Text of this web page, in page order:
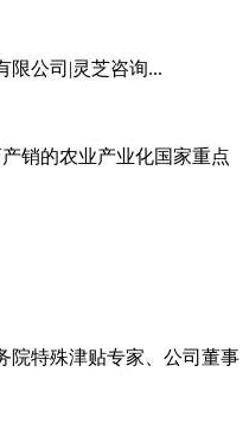
限公司|灵芝咨询...
销的农业产业化国家重点
院特殊津贴专家、公司董事